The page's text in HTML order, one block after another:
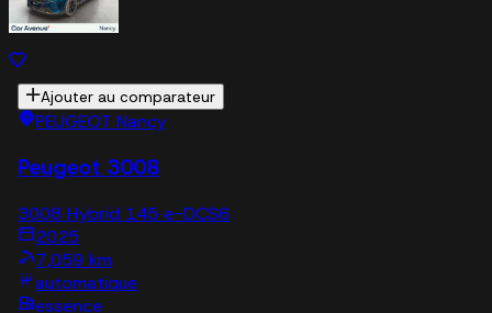
Ajouter au comparateur
PEUGEOT Nancy
Peugeot 3008
3008 Hybrid 145 e-DCS6
2025
7,059 km
automatique
essence